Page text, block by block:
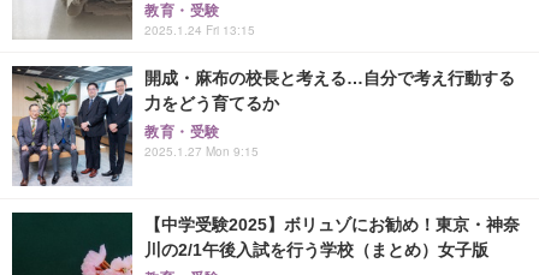
教育・受験
2025.1.24 Fri 13:15
開成・麻布の校長と考える…自分で考え行動する
力をどう育てるか
教育・受験
2025.1.27 Mon 9:15
【中学受験2025】ボリュゾにお勧め！東京・神奈
川の2/1午後入試を行う学校（まとめ）女子版